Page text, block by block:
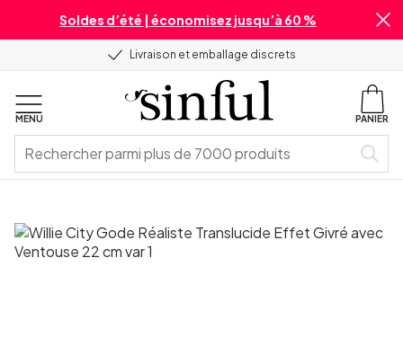
Soldes d’été | économisez jusqu’à 60 %
Livraison et emballage discrets
MENU PANIER